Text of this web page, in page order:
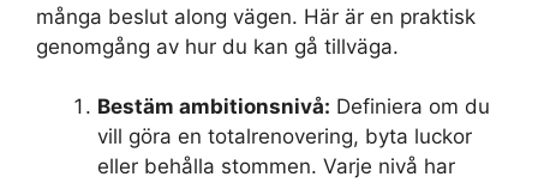
många beslut along vägen. Här är en praktisk
genomgång av hur du kan gå tillväga.
Bestäm ambitionsnivå: Definiera om du
vill göra en totalrenovering, byta luckor
eller behålla stommen. Varje nivå har